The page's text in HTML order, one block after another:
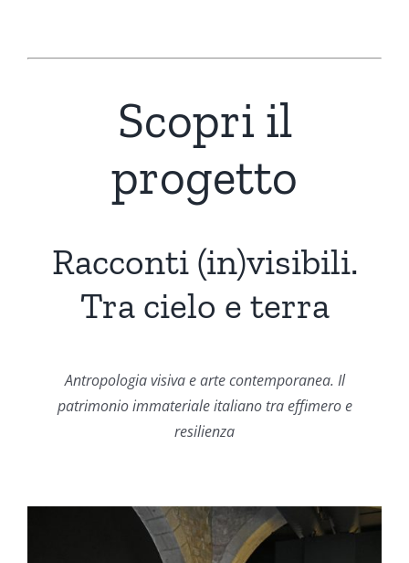
Scopri il
progetto
Racconti (in)visibili.
Tra cielo e terra
Antropologia visiva e arte contemporanea. Il
patrimonio immateriale italiano tra effimero e
resilienza